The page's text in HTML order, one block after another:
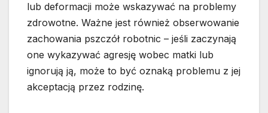
lub deformacji może wskazywać na problemy
zdrowotne. Ważne jest również obserwowanie
zachowania pszczół robotnic – jeśli zaczynają
one wykazywać agresję wobec matki lub
ignorują ją, może to być oznaką problemu z jej
akceptacją przez rodzinę.